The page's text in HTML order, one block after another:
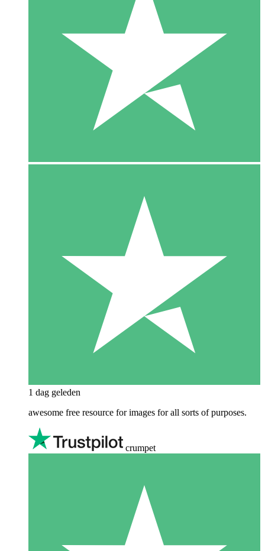
1 dag geleden
awesome free resource for images for all sorts of purposes.
crumpet